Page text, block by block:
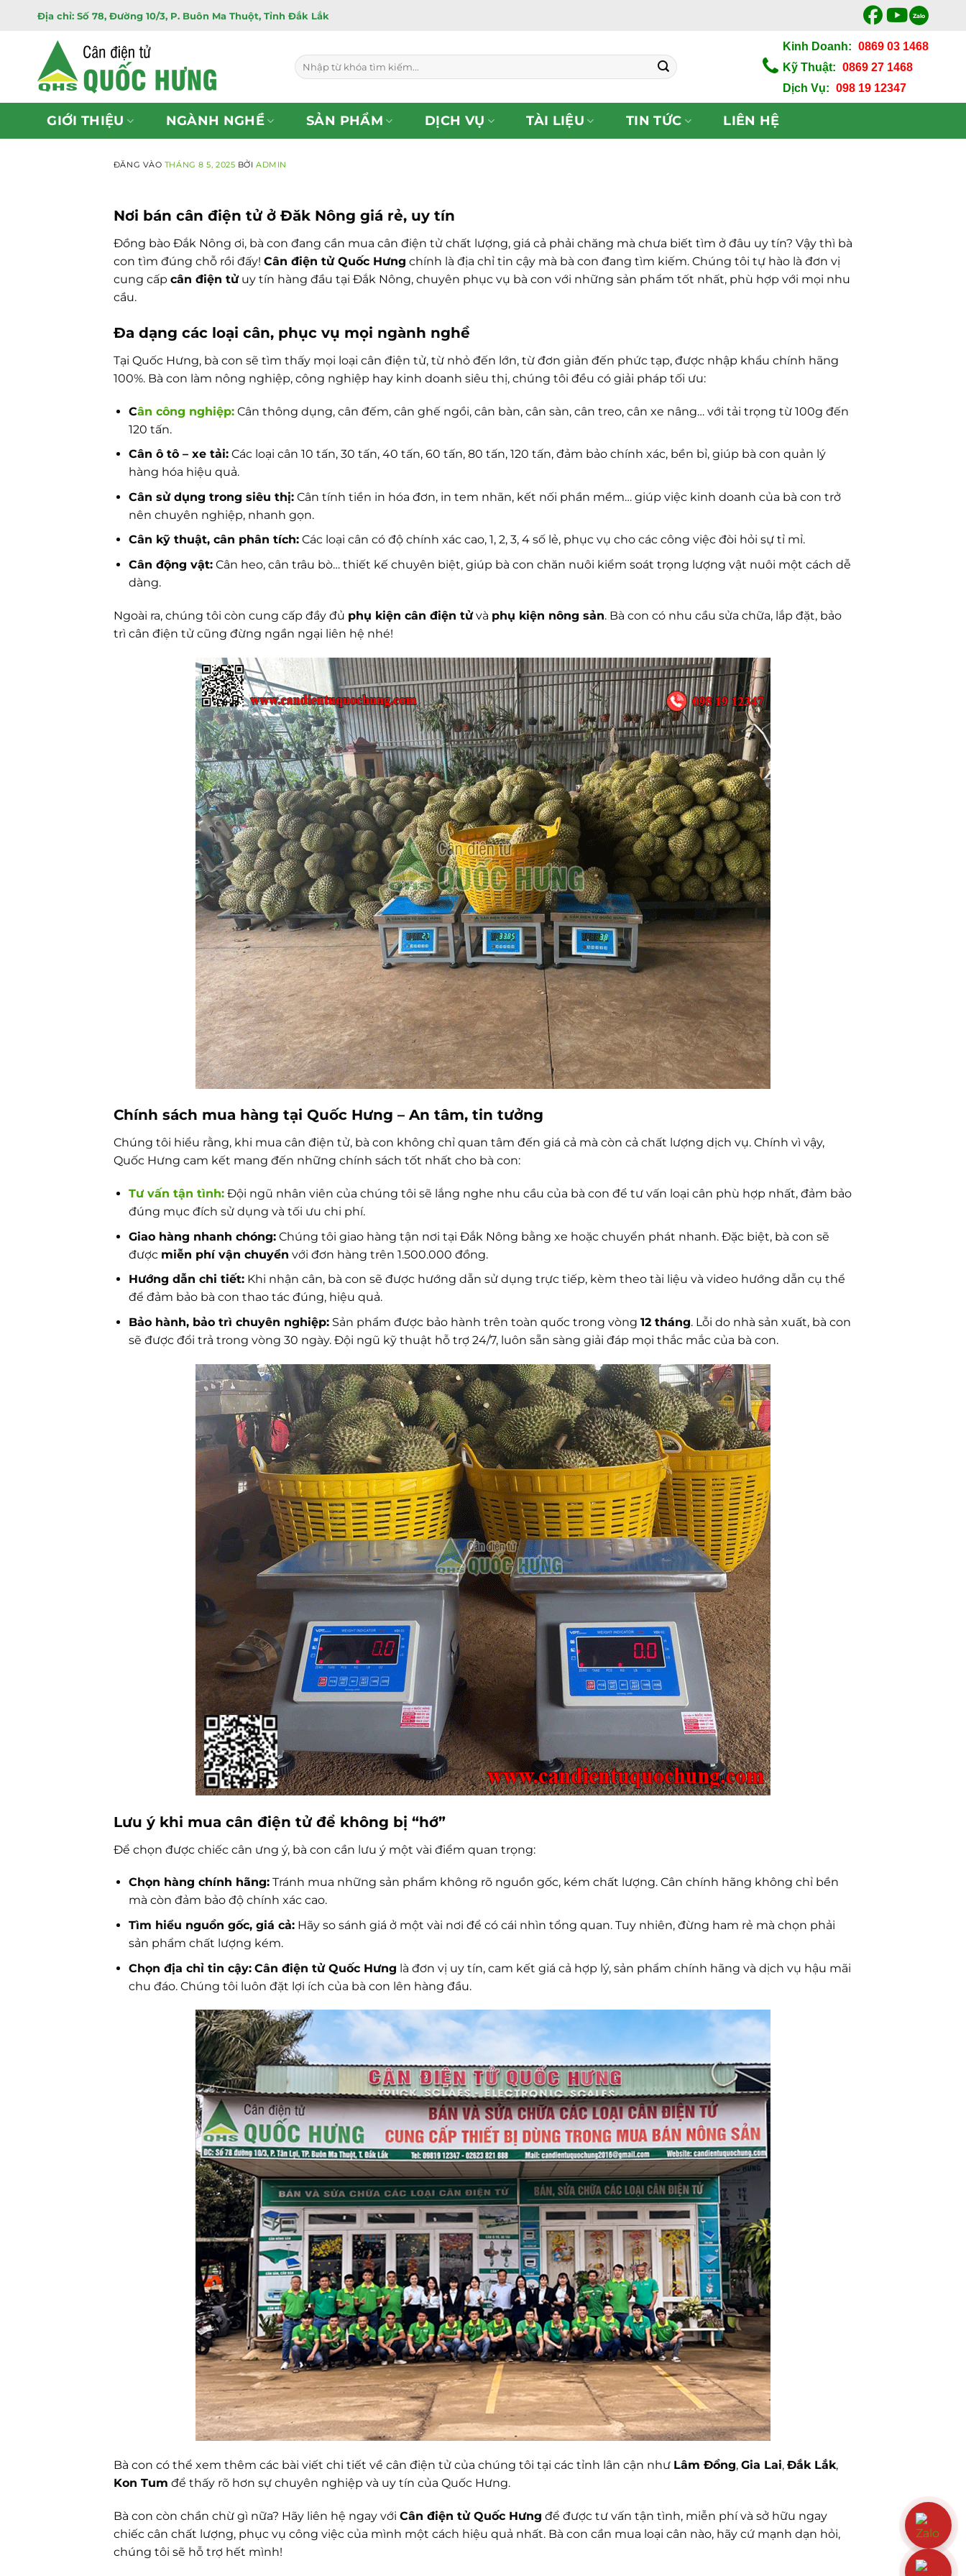
Địa chỉ: Số 78, Đường 10/3, P. Buôn Ma Thuột, Tỉnh Đắk Lắk Zalo
Tìm
kiếm:
Kinh Doanh: 0869 03 1468
Kỹ Thuật: 0869 27 1468
Dịch Vụ: 098 19 12347
GIỚI THIỆU NGÀNH NGHỀ SẢN PHẨM DỊCH VỤ TÀI LIỆU TIN TỨC LIÊN HỆ
ĐĂNG VÀO THÁNG 8 5, 2025 BỞIADMIN
Nơi bán cân điện tử ở Đăk Nông giá rẻ, uy tín
Đồng bào Đắk Nông ơi, bà con đang cần mua cân điện tử chất lượng, giá cả phải chăng mà chưa biết tìm ở đâu uy tín? Vậy thì bà
con tìm đúng chỗ rồi đấy! Cân điện tử Quốc Hưng chính là địa chỉ tin cậy mà bà con đang tìm kiếm. Chúng tôi tự hào là đơn vị
cung cấp cân điện tửuy tín hàng đầu tại Đắk Nông, chuyên phục vụ bà con với những sản phẩm tốt nhất, phù hợp với mọi nhu
cầu.
Đa dạng các loại cân, phục vụ mọi ngành nghề
Tại Quốc Hưng, bà con sẽ tìm thấy mọi loại cân điện tử, từ nhỏ đến lớn, từ đơn giản đến phức tạp, được nhập khẩu chính hãng
100%. Bà con làm nông nghiệp, công nghiệp hay kinh doanh siêu thị, chúng tôi đều có giải pháp tối ưu:
Cân công nghiệp:Cân thông dụng, cân đếm, cân ghế ngồi, cân bàn, cân sàn, cân treo, cân xe nâng… với tải trọng từ 100g đến
120 tấn.
Cân ô tô – xe tải:Các loại cân 10 tấn, 30 tấn, 40 tấn, 60 tấn, 80 tấn, 120 tấn, đảm bảo chính xác, bền bỉ, giúp bà con quản lý
hàng hóa hiệu quả.
Cân sử dụng trong siêu thị:Cân tính tiền in hóa đơn, in tem nhãn, kết nối phần mềm… giúp việc kinh doanh của bà con trở
nên chuyên nghiệp, nhanh gọn.
Cân kỹ thuật, cân phân tích:Các loại cân có độ chính xác cao, 1, 2, 3, 4 số lẻ, phục vụ cho các công việc đòi hỏi sự tỉ mỉ.
Cân động vật:Cân heo, cân trâu bò… thiết kế chuyên biệt, giúp bà con chăn nuôi kiểm soát trọng lượng vật nuôi một cách dễ
dàng.
Ngoài ra, chúng tôi còn cung cấp đầy đủ phụ kiện cân điện tửvà phụ kiện nông sản. Bà con có nhu cầu sửa chữa, lắp đặt, bảo
trì cân điện tử cũng đừng ngần ngại liên hệ nhé!
Chính sách mua hàng tại Quốc Hưng – An tâm, tin tưởng
Chúng tôi hiểu rằng, khi mua cân điện tử, bà con không chỉ quan tâm đến giá cả mà còn cả chất lượng dịch vụ. Chính vì vậy,
Quốc Hưng cam kết mang đến những chính sách tốt nhất cho bà con:
Tư vấn tận tình:Đội ngũ nhân viên của chúng tôi sẽ lắng nghe nhu cầu của bà con để tư vấn loại cân phù hợp nhất, đảm bảo
đúng mục đích sử dụng và tối ưu chi phí.
Giao hàng nhanh chóng:Chúng tôi giao hàng tận nơi tại Đắk Nông bằng xe hoặc chuyển phát nhanh. Đặc biệt, bà con sẽ
được miễn phí vận chuyển với đơn hàng trên 1.500.000 đồng.
Hướng dẫn chi tiết:Khi nhận cân, bà con sẽ được hướng dẫn sử dụng trực tiếp, kèm theo tài liệu và video hướng dẫn cụ thể
để đảm bảo bà con thao tác đúng, hiệu quả.
Bảo hành, bảo trì chuyên nghiệp:Sản phẩm được bảo hành trên toàn quốc trong vòng 12 tháng. Lỗi do nhà sản xuất, bà con
sẽ được đổi trả trong vòng 30 ngày. Đội ngũ kỹ thuật hỗ trợ 24/7, luôn sẵn sàng giải đáp mọi thắc mắc của bà con.
Lưu ý khi mua cân điện tử để không bị “hớ”
Để chọn được chiếc cân ưng ý, bà con cần lưu ý một vài điểm quan trọng:
Chọn hàng chính hãng:Tránh mua những sản phẩm không rõ nguồn gốc, kém chất lượng. Cân chính hãng không chỉ bền
mà còn đảm bảo độ chính xác cao.
Tìm hiểu nguồn gốc, giá cả:Hãy so sánh giá ở một vài nơi để có cái nhìn tổng quan. Tuy nhiên, đừng ham rẻ mà chọn phải
sản phẩm chất lượng kém.
Chọn địa chỉ tin cậy: Cân điện tử Quốc Hưng là đơn vị uy tín, cam kết giá cả hợp lý, sản phẩm chính hãng và dịch vụ hậu mãi
chu đáo. Chúng tôi luôn đặt lợi ích của bà con lên hàng đầu.
Bà con có thể xem thêm các bài viết chi tiết về cân điện tử của chúng tôi tại các tỉnh lân cận như Lâm Đồng, Gia Lai, Đắk Lắk,
Kon Tum để thấy rõ hơn sự chuyên nghiệp và uy tín của Quốc Hưng.
Bà con còn chần chừ gì nữa? Hãy liên hệ ngay với Cân điện tử Quốc Hưng để được tư vấn tận tình, miễn phí và sở hữu ngay
chiếc cân chất lượng, phục vụ công việc của mình một cách hiệu quả nhất. Bà con cần mua loại cân nào, hãy cứ mạnh dạn hỏi,
chúng tôi sẽ hỗ trợ hết mình!